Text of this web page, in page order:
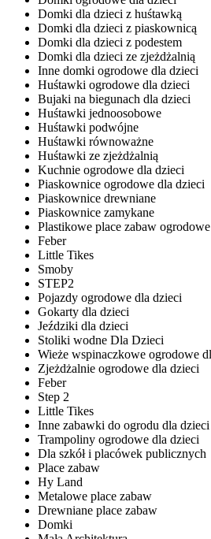
Domki dla dzieci z huśtawką
Domki dla dzieci z piaskownicą
Domki dla dzieci z podestem
Domki dla dzieci ze zjeżdżalnią
Inne domki ogrodowe dla dzieci
Huśtawki ogrodowe dla dzieci
Bujaki na biegunach dla dzieci
Huśtawki jednoosobowe
Huśtawki podwójne
Huśtawki równoważne
Huśtawki ze zjeżdżalnią
Kuchnie ogrodowe dla dzieci
Piaskownice ogrodowe dla dzieci
Piaskownice drewniane
Piaskownice zamykane
Plastikowe place zabaw
Feber
Little Tikes
Smoby
STEP2
Pojazdy ogrodowe dla dzieci
Gokarty dla dzieci
Jeździki dla dzieci
Stoliki wodne Dla Dzieci
Wieże wspinaczkowe ogrodowe
Zjeżdżalnie ogrodowe dla dzieci
Feber
Step 2
Little Tikes
Inne zabawki do ogrodu dla dzieci
Trampoliny ogrodowe dla dzieci
Dla szkół i placówek publicznych
Place zabaw
Hy Land
Metalowe place zabaw
Drewniane place zabaw
Domki